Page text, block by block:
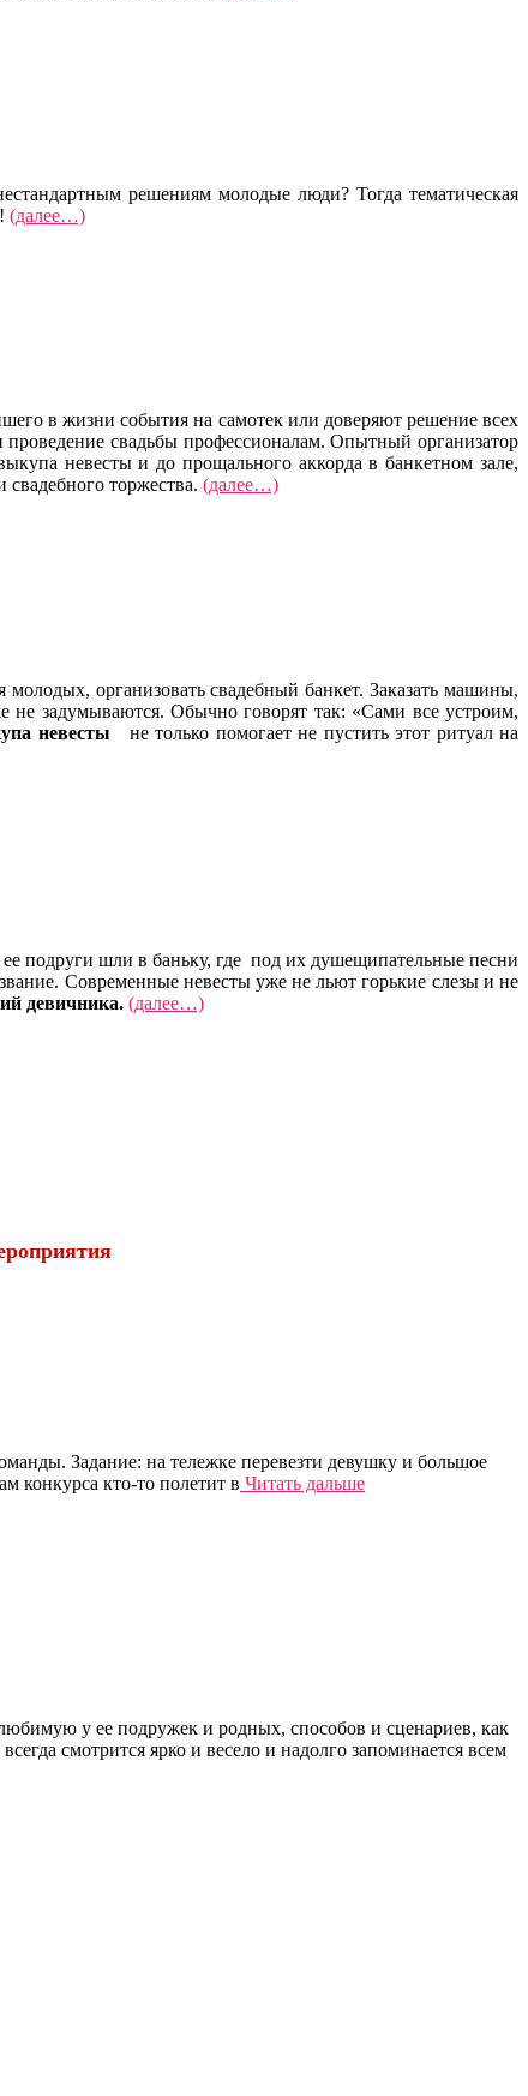
решениям молодые люди? Тогда тематическая
(далее…)
в жизни события на самотек или доверяют решение всех
свадьбы профессионалам. Опытный организатор
невесты и до прощального аккорда в банкетном зале,
торжества. (далее…)
организовать свадебный банкет. Заказать машины,
задумываются. Обычно говорят так: «Сами все устроим,
невесты не только помогает не пустить этот ритуал на
подруги шли в баньку, где под их душещипательные песни
Современные невесты уже не льют горькие слезы и не
девичника. (далее…)
Задание: на тележке перевезти девушку и большое
конкурса кто-то полетит в Читать дальше
у ее подружек и родных, способов и сценариев, как
смотрится ярко и весело и надолго запоминается всем